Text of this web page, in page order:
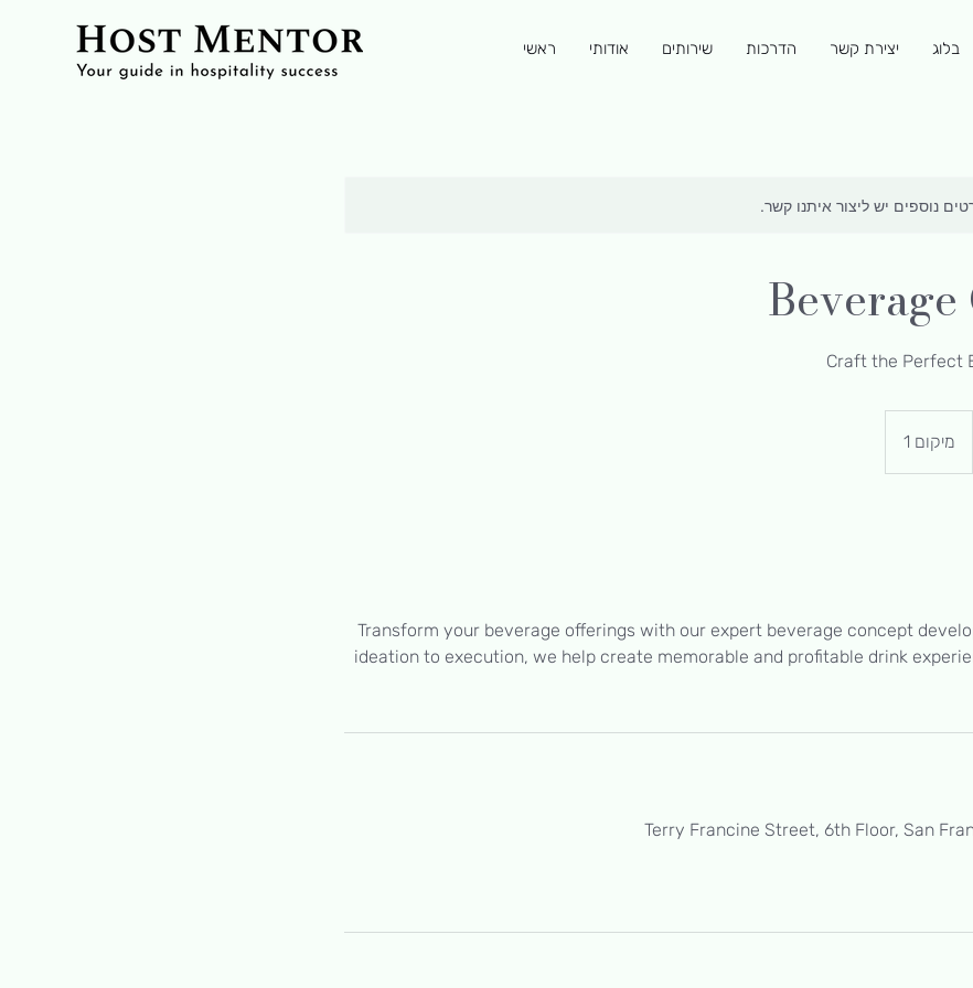
ראשי אודותי שירותים הדרכות יצירת קשר בלוג
נוספים יש ליצור איתנו קשר.
Craft the Perfect
מיקום 1
Transform your beverage offerings with our expert beverage concept
ideation to execution, we help create memorable and profitable drink